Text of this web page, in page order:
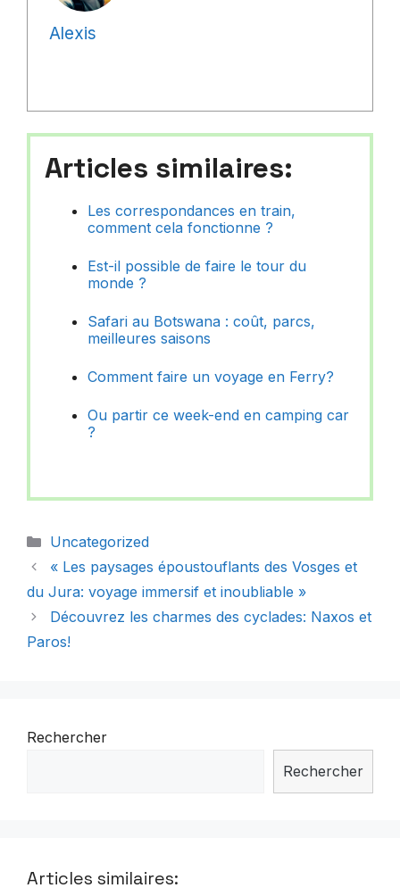
Alexis
Articles similaires:
Les correspondances en train,
comment cela fonctionne ?
Est-il possible de faire le tour du
monde ?
Safari au Botswana : coût, parcs,
meilleures saisons
Comment faire un voyage en Ferry?
Ou partir ce week-end en camping car
?
Catégories
Uncategorized
« Les paysages époustouflants des Vosges et
du Jura: voyage immersif et inoubliable »
Découvrez les charmes des cyclades: Naxos et
Paros!
Rechercher
Rechercher
Articles similaires: